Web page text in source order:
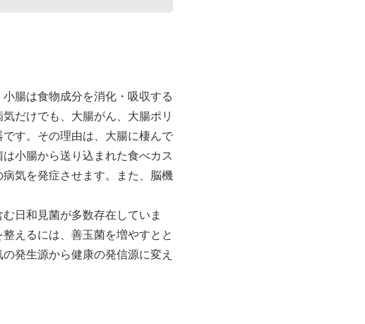
腸は食物成分を消化・吸収する
だけでも、大腸がん、大腸ポリ
す。その理由は、大腸に棲んで
小腸から送り込まれた食べカス
気を発症させます。また、脳機
日和見菌が多数存在していま
えるには、善玉菌を増やすとと
発生源から健康の発信源に変え